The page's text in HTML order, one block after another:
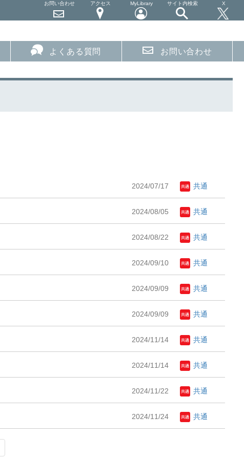
お問い合わせ アクセス MyLibrary サイト内検索 X
よくある質問 お問い合わせ
2024/07/17 共通
2024/08/05 共通
2024/08/22 共通
2024/09/10 共通
2024/09/09 共通
2024/09/09 共通
2024/11/14 共通
2024/11/14 共通
2024/11/22 共通
2024/11/24 共通